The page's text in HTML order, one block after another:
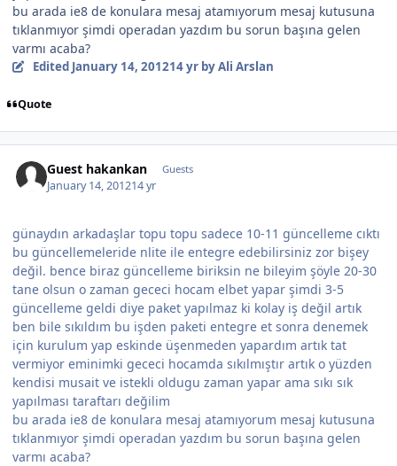
bu arada ie8 de konulara mesaj atamıyorum mesaj kutusuna
tıklanmıyor şimdi operadan yazdım bu sorun başına gelen
varmı acaba?
Edited January 14, 201214 yrby Ali Arslan
Quote
Guest hakankan Guests
January 14, 201214 yr
günaydın arkadaşlar topu topu sadece 10-11 güncelleme cıktı
bu güncellemeleride nlite ile entegre edebilirsiniz zor bişey
değil. bence biraz güncelleme biriksin ne bileyim şöyle 20-30
tane olsun o zaman gececi hocam elbet yapar şimdi 3-5
güncelleme geldi diye paket yapılmaz ki kolay iş değil artık
ben bile sıkıldım bu işden paketi entegre et sonra denemek
için kurulum yap eskinde üşenmeden yapardım artık tat
vermiyor eminimki gececi hocamda sıkılmıştır artık o yüzden
kendisi musait ve istekli oldugu zaman yapar ama sıkı sık
yapılması taraftarı değilim
bu arada ie8 de konulara mesaj atamıyorum mesaj kutusuna
tıklanmıyor şimdi operadan yazdım bu sorun başına gelen
varmı acaba?